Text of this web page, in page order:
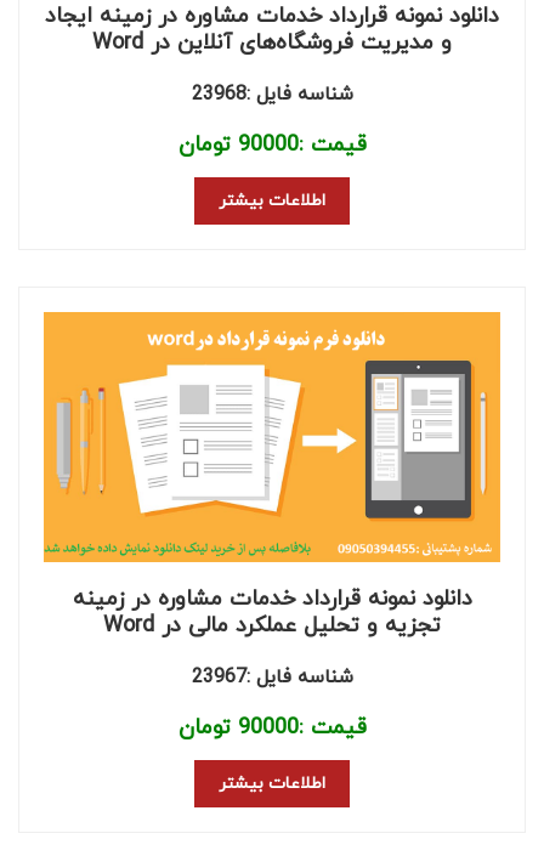
دانلود نمونه قرارداد خدمات مشاوره در زمینه ایجاد
و مدیریت فروشگاه‌های آنلاین در Word
شناسه فایل :23968
قیمت :90000 تومان
اطلاعات بیشتر
دانلود نمونه قرارداد خدمات مشاوره در زمینه
تجزیه و تحلیل عملکرد مالی در Word
شناسه فایل :23967
قیمت :90000 تومان
اطلاعات بیشتر